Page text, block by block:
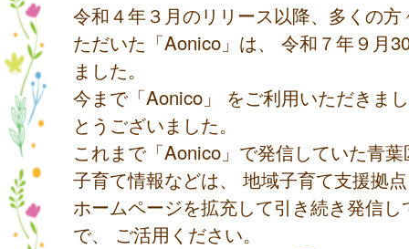
令和４年３月のリリース以降、多くの方
ただいた「Aonico」は、 令和７年９月
ました。
今まで「Aonico」 をご利用いただきま
とうございました。
これまで「Aonico」で発信していた青
子育て情報などは、 地域子育て支援拠
ホームページを拡充して引き続き発信し
で、 ご活用ください。